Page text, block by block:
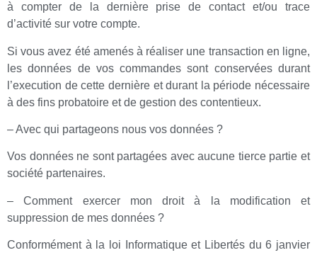
à compter de la dernière prise de contact et/ou trace
d’activité sur votre compte.
Si vous avez été amenés à réaliser une transaction en ligne,
les données de vos commandes sont conservées durant
l’execution de cette dernière et durant la période nécessaire
à des fins probatoire et de gestion des contentieux.
– Avec qui partageons nous vos données ?
Vos données ne sont partagées avec aucune tierce partie et
société partenaires.
– Comment exercer mon droit à la modification et
suppression de mes données ?
Conformément à la loi Informatique et Libertés du 6 janvier